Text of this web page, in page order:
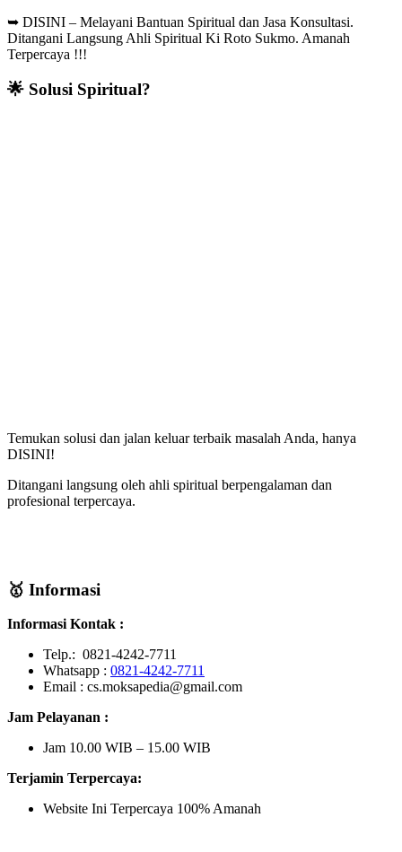
➥ DISINI – Melayani Bantuan Spiritual dan Jasa Konsultasi.
Ditangani Langsung Ahli Spiritual Ki Roto Sukmo. Amanah
Terpercaya !!!
🌟 Solusi Spiritual?
Temukan solusi dan jalan keluar terbaik masalah Anda, hanya
DISINI!
Ditangani langsung oleh ahli spiritual berpengalaman dan
profesional terpercaya.
🥇 Informasi
Informasi Kontak :
Telp.: 0821-4242-7711
Whatsapp : 0821-4242-7711
Email : cs.moksapedia@gmail.com
Jam Pelayanan :
Jam 10.00 WIB – 15.00 WIB
Terjamin Terpercaya:
Website Ini Terpercaya 100% Amanah